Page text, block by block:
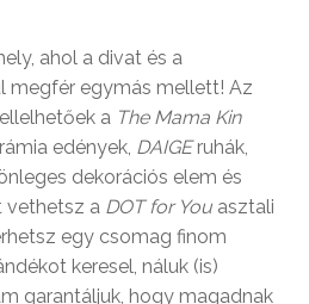
ahol a divat és a
megfér egymás mellett! Az
a The Mama Kin
edények, DAIGEruhák,
dekorációs elem és
vethetsz a DOT for You asztali
egy csomag finom
keresel, náluk (is)
garantáljuk, hogy magadnak